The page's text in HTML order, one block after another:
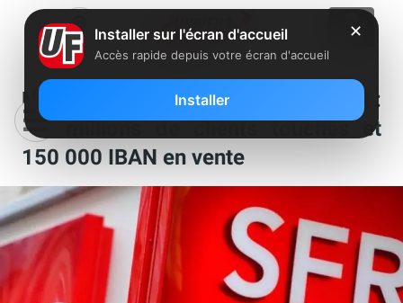
Nouvelle fuite de données chez SFR :
3,6 millions de clients touchés et
150 000 IBAN en vente
✕
Installer sur l'écran d'accueil
Accès rapide depuis votre écran d'accueil
Installer